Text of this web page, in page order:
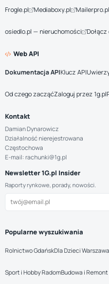
Frogle.pl Mediaboxy.pl Mailerpro.pl
osiedlo.pl — nieruchomości Dołącz
Web API
Dokumentacja APIKlucz API
Od czego zacząćZaloguj przez 1g.pl
Kontakt
Damian Dynarowicz
Działalność nierejestrowana
Częstochowa
E-mail: rachunki@1g.pl
Newsletter 1G.pl Insider
Raporty rynkowe, porady, nowości.
Popularne wyszukiwania
Rolnictwo GdańskDla Dzieci Warszawa
Sport i Hobby RadomBudowa i